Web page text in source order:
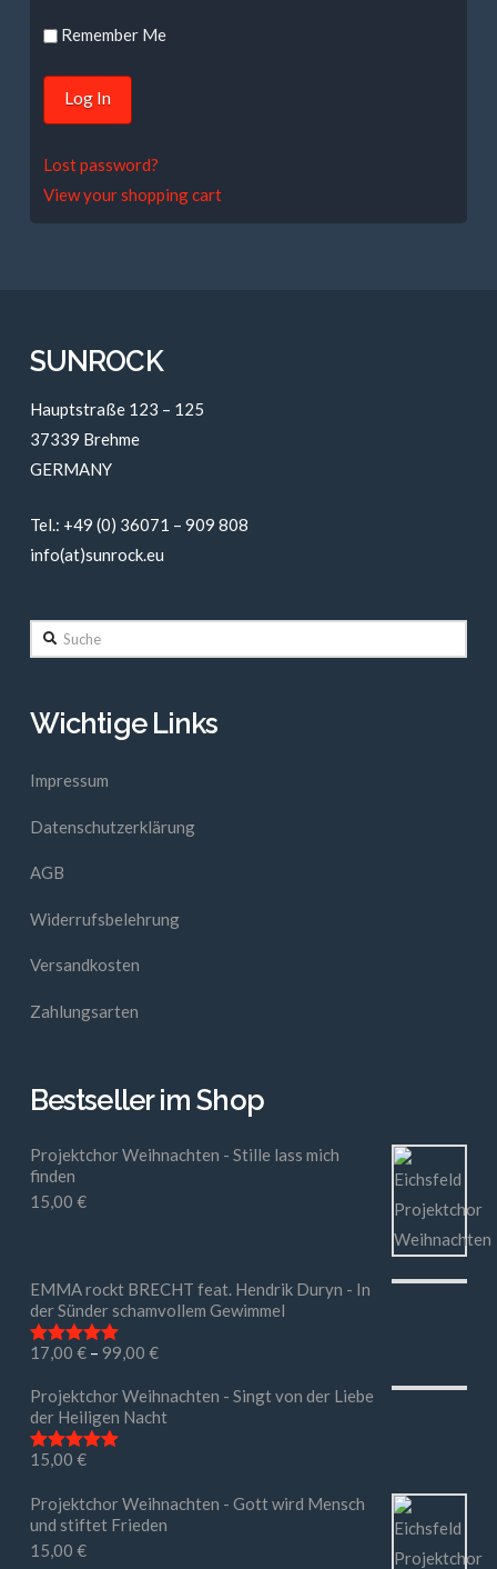
Remember Me
Lost password?
View your shopping cart
SUNROCK
Hauptstraße 123 – 125
37339 Brehme
GERMANY
Tel.: +49 (0) 36071 – 909 808
info(at)sunrock.eu
Suche
Wichtige Links
Impressum
Datenschutzerklärung
AGB
Widerrufsbelehrung
Versandkosten
Zahlungsarten
Bestseller im Shop
Projektchor Weihnachten - Stille lass mich
finden
15,00 €
EMMA rockt BRECHT feat. Hendrik Duryn - In
der Sünder schamvollem Gewimmel
Bewertet mit
17,00 €– 99,00 €
Projektchor Weihnachten - Singt von der Liebe
der Heiligen Nacht
Bewertet mit
15,00 €
Projektchor Weihnachten - Gott wird Mensch
und stiftet Frieden
15,00 €